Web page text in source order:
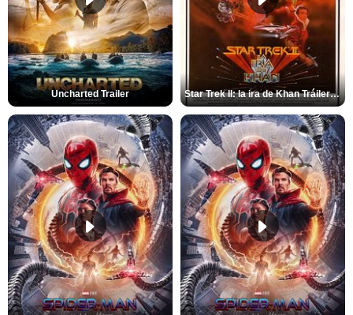
Uncharted Trailer Star Trek II: la ira de Khan Tráiler VO